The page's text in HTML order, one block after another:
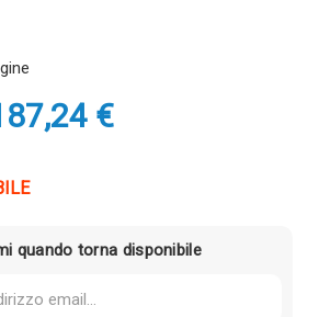
€Il
prezzo
quando torna disponibile